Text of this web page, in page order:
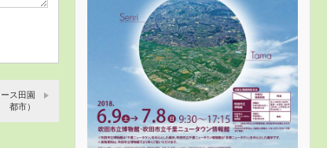
ス田園
都市）